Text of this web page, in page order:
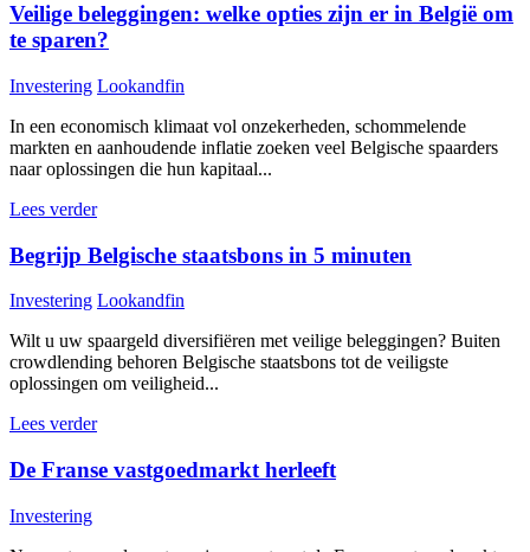
Veilige beleggingen: welke opties zijn er in België om
te sparen?
Investering Lookandfin
In een economisch klimaat vol onzekerheden, schommelende
markten en aanhoudende inflatie zoeken veel Belgische spaarders
naar oplossingen die hun kapitaal...
Lees verder
Begrijp Belgische staatsbons in 5 minuten
Investering Lookandfin
Wilt u uw spaargeld diversifiëren met veilige beleggingen? Buiten
crowdlending behoren Belgische staatsbons tot de veiligste
oplossingen om veiligheid...
Lees verder
De Franse vastgoedmarkt herleeft
Investering